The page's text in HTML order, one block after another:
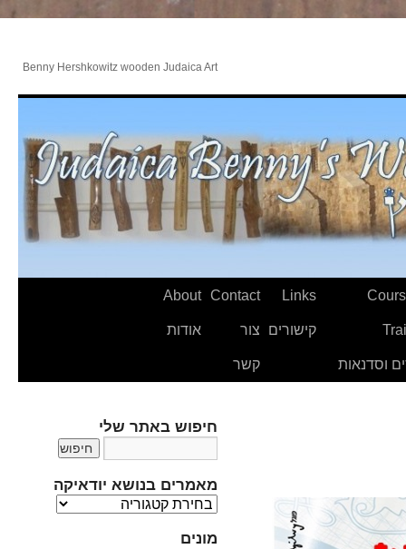
Benny Hershkowitz wooden Judaica Art
וסדנאות
Links
קישורים
Contact
צור
קשר
About
אודות
חיפוש באתר שלי
מאמרים בנושא יודאיקה
מ
מ
מונים